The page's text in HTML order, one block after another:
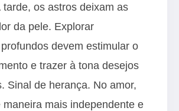
tarde, os astros deixam as
da pele. Explorar
devem estimular o
e trazer à tona desejos
Sinal de herança. No amor,
maneira mais independente e